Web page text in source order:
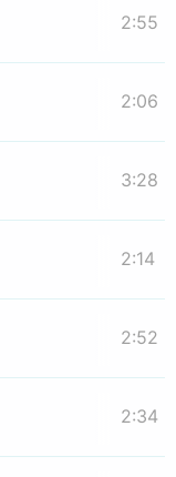
2:55
2:06
3:28
2:14
2:52
2:34